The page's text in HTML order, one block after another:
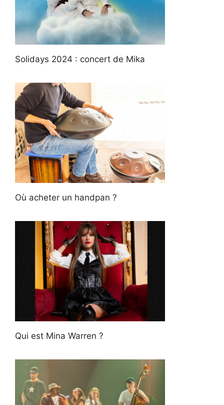
Solidays 2024 : concert de Mika
Où acheter un handpan ?
Qui est Mina Warren ?